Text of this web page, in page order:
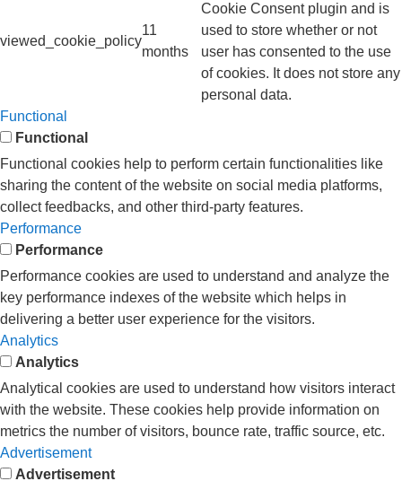
viewed_cookie_policy
11
months
Cookie Consent plugin and is
used to store whether or not
user has consented to the use
of cookies. It does not store any
personal data.
Functional
Functional
Functional cookies help to perform certain functionalities like
sharing the content of the website on social media platforms,
collect feedbacks, and other third-party features.
Performance
Performance
Performance cookies are used to understand and analyze the
key performance indexes of the website which helps in
delivering a better user experience for the visitors.
Analytics
Analytics
Analytical cookies are used to understand how visitors interact
with the website. These cookies help provide information on
metrics the number of visitors, bounce rate, traffic source, etc.
Advertisement
Advertisement